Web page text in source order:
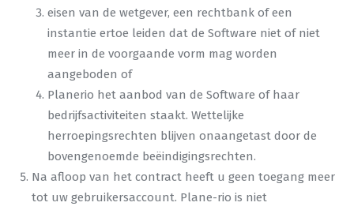
eisen van de wetgever, een rechtbank of een
instantie ertoe leiden dat de Software niet of niet
meer in de voorgaande vorm mag worden
aangeboden of
Planerio het aanbod van de Software of haar
bedrijfsactiviteiten staakt. Wettelijke
herroepingsrechten blijven onaangetast door de
bovengenoemde beëindigingsrechten.
Na afloop van het contract heeft u geen toegang meer
tot uw gebruikersaccount. Plane-rio is niet